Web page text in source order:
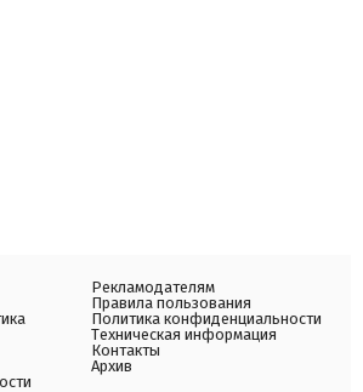
Рекламодателям
Правила пользования
Политика конфиденциальности
Техническая информация
Контакты
Архив